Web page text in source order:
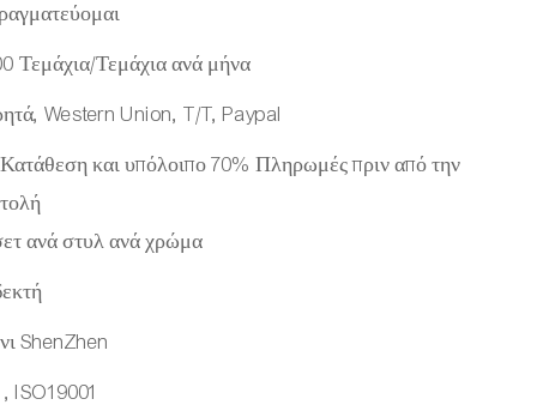
Τεμάχια/Τεμάχια ανά μήνα
Western Union, T/T, Paypal
και υπόλοιπο 70% Πληρωμές πριν από την
ανά στυλ ανά χρώμα
ShenZhen
ISO19001